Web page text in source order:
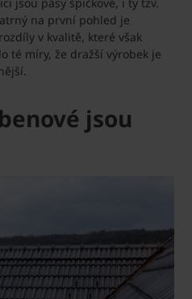
na první pohled je
v kvalitě, které však
té míry, že dražší výrobek je
jsou